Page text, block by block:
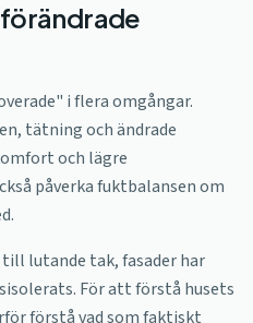
i flera omgångar.
tätning och ändrade
och lägre
påverka fuktbalansen om
lutande tak, fasader har
För att förstå husets
förstå vad som faktiskt